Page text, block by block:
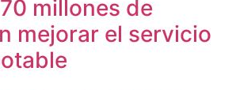
millones de
mejorar el servicio